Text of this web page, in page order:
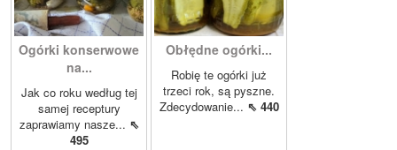
Ogórki konserwowe
na...
Jak co roku według tej
samej receptury
zaprawiamy nasze... ⇖
495
Obłędne ogórki...
Robię te ogórki już
trzeci rok, są pyszne.
Zdecydowanie... ⇖ 440